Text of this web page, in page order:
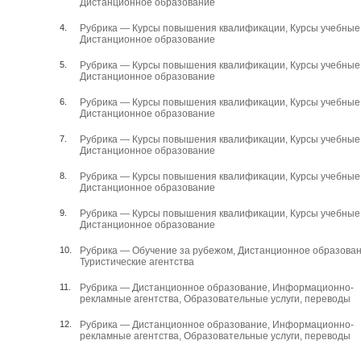
Дистанционное образование
4. Рубрика — Курсы повышения квалификации, Курсы учебные
Дистанционное образование
5. Рубрика — Курсы повышения квалификации, Курсы учебные
Дистанционное образование
6. Рубрика — Курсы повышения квалификации, Курсы учебные
Дистанционное образование
7. Рубрика — Курсы повышения квалификации, Курсы учебные
Дистанционное образование
8. Рубрика — Курсы повышения квалификации, Курсы учебные
Дистанционное образование
9. Рубрика — Курсы повышения квалификации, Курсы учебные
Дистанционное образование
10. Рубрика — Обучение за рубежом, Дистанционное
Туристические агентства
11. Рубрика — Дистанционное образование, Информационно-
рекламные агентства, Образовательные услуги, переводы
12. Рубрика — Дистанционное образование, Информационно-
рекламные агентства, Образовательные услуги, переводы